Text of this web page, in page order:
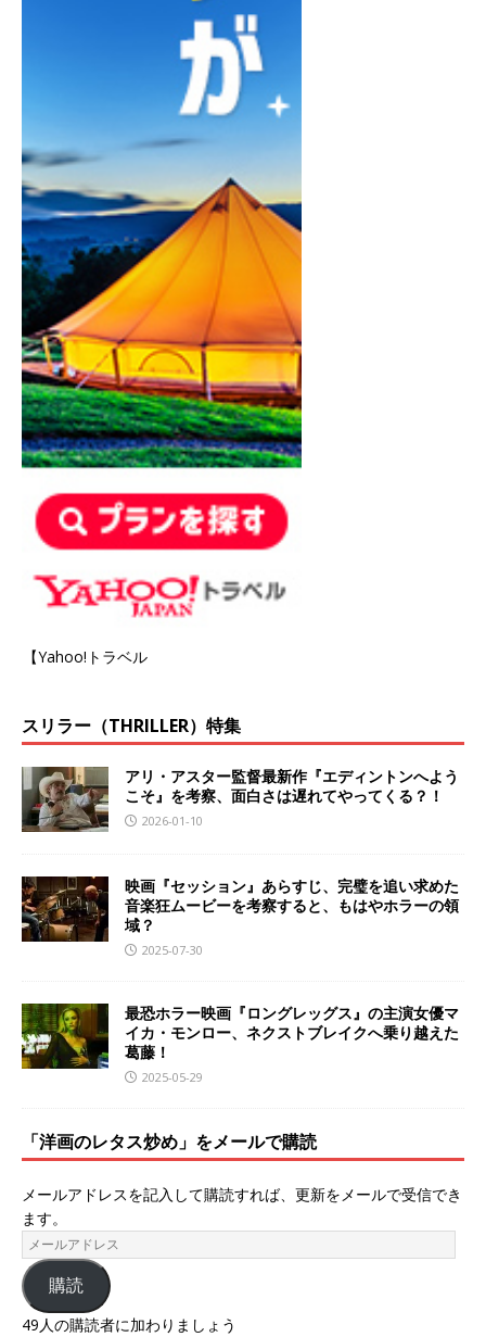
【Yahoo!トラベル
スリラー（THRILLER）特集
アリ・アスター監督最新作『エディントンへよう
こそ』を考察、面白さは遅れてやってくる？！
2026-01-10
映画『セッション』あらすじ、完璧を追い求めた
音楽狂ムービーを考察すると、もはやホラーの領
域？
2025-07-30
最恐ホラー映画『ロングレッグス』の主演女優マ
イカ・モンロー、ネクストブレイクへ乗り越えた
葛藤！
2025-05-29
「洋画のレタス炒め」をメールで購読
メールアドレスを記入して購読すれば、更新をメールで受信でき
ます。
購読
49人の購読者に加わりましょう